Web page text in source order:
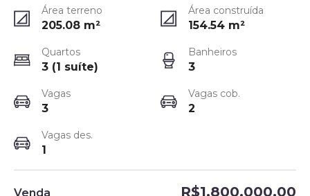
Área terreno
205.08 m²
Área construída
154.54 m²
Quartos
3 (1 suíte)
Banheiros
3
Vagas
3
Vagas cob.
2
Vagas des.
1
Venda R$1.800.000,00